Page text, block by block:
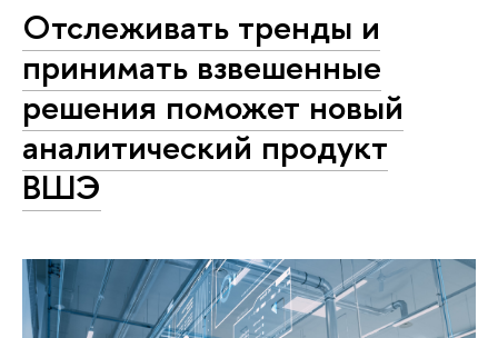
Отслеживать тренды и
принимать взвешенные
решения поможет новый
аналитический продукт
ВШЭ